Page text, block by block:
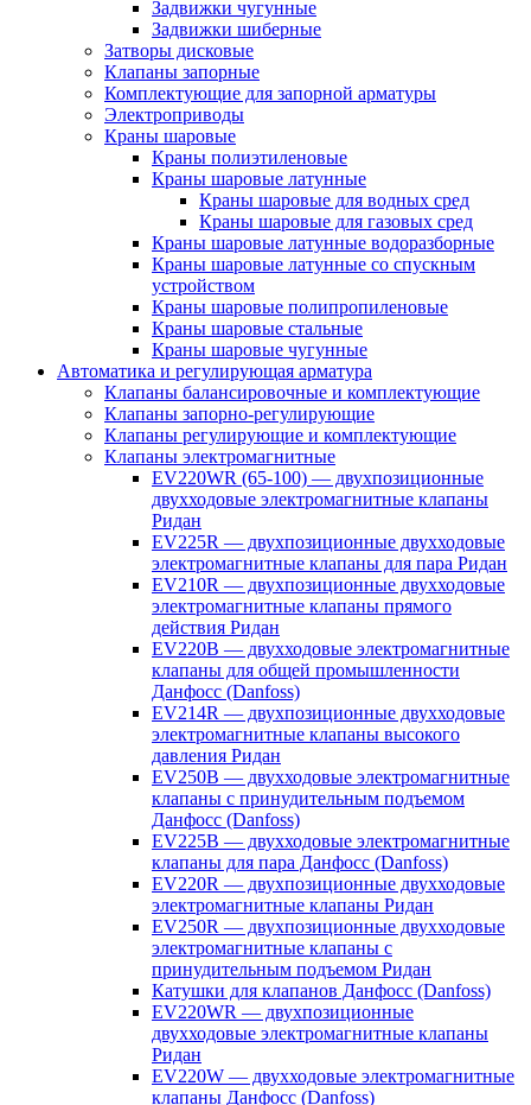
Задвижки чугунные
Задвижки шиберные
Затворы дисковые
Клапаны запорные
Комплектующие для запорной арматуры
Электроприводы
Краны шаровые
Краны полиэтиленовые
Краны шаровые латунные
Краны шаровые для водных сред
Краны шаровые для газовых сред
Краны шаровые латунные водоразборные
Краны шаровые латунные со спускным
устройством
Краны шаровые полипропиленовые
Краны шаровые стальные
Краны шаровые чугунные
Автоматика и регулирующая арматура
Клапаны балансировочные и комплектующие
Клапаны запорно-регулирующие
Клапаны регулирующие и комплектующие
Клапаны электромагнитные
EV220WR (65-100) — двухпозиционные
двухходовые электромагнитные клапаны
Ридан
EV225R — двухпозиционные двухходовые
электромагнитные клапаны для пара Ридан
EV210R — двухпозиционные двухходовые
электромагнитные клапаны прямого
действия Ридан
EV220B — двухходовые электромагнитные
клапаны для общей промышленности
Данфосс (Danfoss)
EV214R — двухпозиционные двухходовые
электромагнитные клапаны высокого
давления Ридан
EV250B — двухходовые электромагнитные
клапаны с принудительным подъемом
Данфосс (Danfoss)
EV225B — двухходовые электромагнитные
клапаны для пара Данфосс (Danfoss)
EV220R — двухпозиционные двухходовые
электромагнитные клапаны Ридан
EV250R — двухпозиционные двухходовые
электромагнитные клапаны с
принудительным подъемом Ридан
Катушки для клапанов Данфосс (Danfoss)
EV220WR — двухпозиционные
двухходовые электромагнитные клапаны
Ридан
EV220W — двухходовые электромагнитные
клапаны Данфосс (Danfoss)